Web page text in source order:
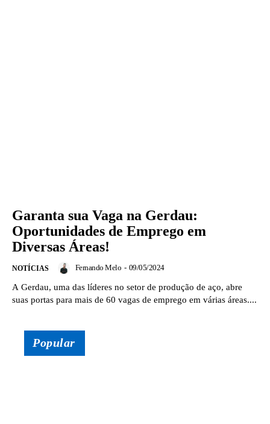
Garanta sua Vaga na Gerdau:
Oportunidades de Emprego em
Diversas Áreas!
NOTÍCIAS Fernando Melo - 09/05/2024
A Gerdau, uma das líderes no setor de produção de aço, abre
suas portas para mais de 60 vagas de emprego em várias áreas....
Popular